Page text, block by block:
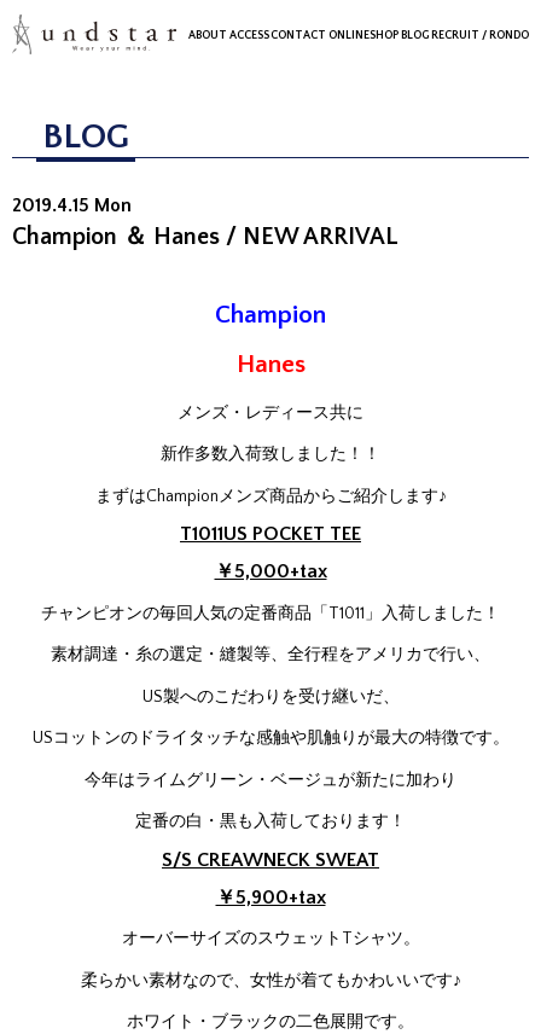
ABOUT ACCESSCONTACT ONLINESHOP BLOG RECRUIT / RONDO
BLOG
2019.4.15 Mon
Champion ＆ Hanes / NEW ARRIVAL
Champion
Hanes
メンズ・レディース共に
新作多数入荷致しました！！
まずはChampionメンズ商品からご紹介します♪
T1011US POCKET TEE
￥5,000+tax
チャンピオンの毎回人気の定番商品「T1011」入荷しました！
素材調達・糸の選定・縫製等、全行程をアメリカで行い、
US製へのこだわりを受け継いだ、
USコットンのドライタッチな感触や肌触りが最大の特徴です。
今年はライムグリーン・ベージュが新たに加わり
定番の白・黒も入荷しております！
S/S CREAWNECK SWEAT
￥5,900+tax
オーバーサイズのスウェットTシャツ。
柔らかい素材なので、女性が着てもかわいいです♪
ホワイト・ブラックの二色展開です。